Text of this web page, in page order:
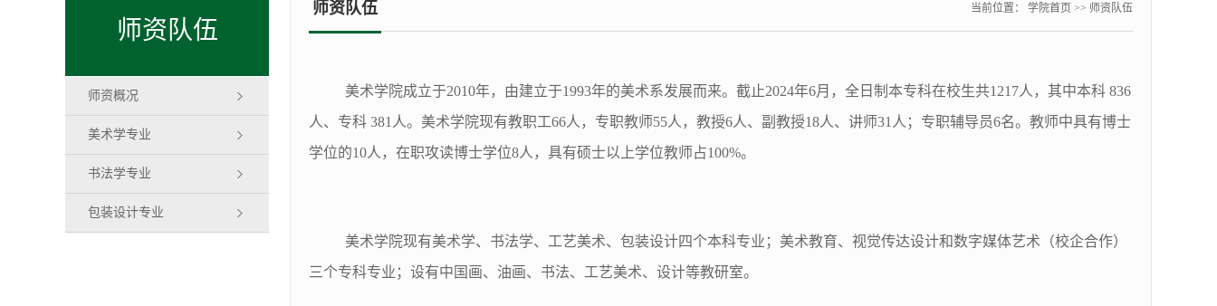
师资队伍
师资概况
美术学专业
书法学专业
包装设计专业
师资队伍 当前位置： 学院首页 >> 师资队伍
美术学院成立于2010年，由建立于1993年的美术系发展而来。截止2024年6月，全日制本专科在校生共1217人，其中本科 836
人、专科 381人。美术学院现有教职工66人，专职教师55人，教授6人、副教授18人、讲师31人；专职辅导员6名。教师中具有博士
学位的10人，在职攻读博士学位8人，具有硕士以上学位教师占100%。
美术学院现有美术学、书法学、工艺美术、包装设计四个本科专业；美术教育、视觉传达设计和数字媒体艺术（校企合作）
三个专科专业；设有中国画、油画、书法、工艺美术、设计等教研室。